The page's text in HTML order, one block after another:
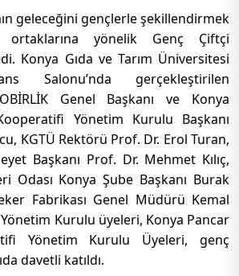
geleceğini gençlerle şekillendirmek
ortaklarına yönelik Genç Çiftçi
Konya Gıda ve Tarım Üniversitesi
Salonu’nda gerçekleştirilen
Genel Başkanı ve Konya
Yönetim Kurulu Başkanı
KGTÜ Rektörü Prof. Dr. Erol Turan,
Başkanı Prof. Dr. Mehmet Kılıç,
Odası Konya Şube Başkanı Burak
Fabrikası Genel Müdürü Kemal
Kurulu üyeleri, Konya Pancar
Yönetim Kurulu Üyeleri, genç
davetli katıldı.